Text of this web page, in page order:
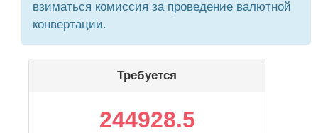
взиматься комиссия за проведение валютной
конвертации.
Требуется
244928.5